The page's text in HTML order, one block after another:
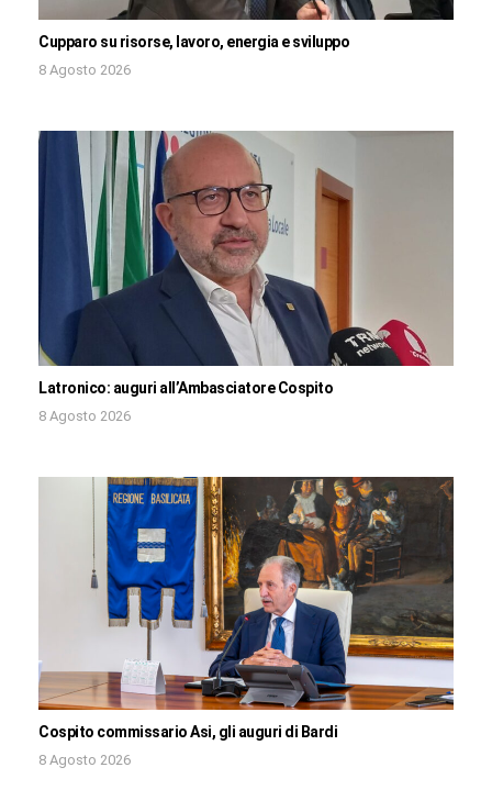
Cupparo su risorse, lavoro, energia e sviluppo
8 Agosto 2026
Latronico: auguri all’Ambasciatore Cospito
8 Agosto 2026
Cospito commissario Asi, gli auguri di Bardi
8 Agosto 2026